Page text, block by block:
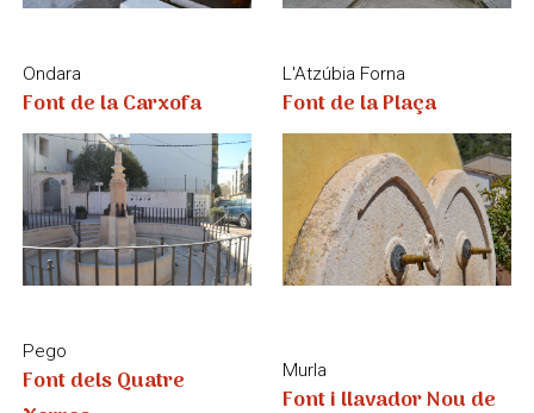
Pego
Font dels Quatre
Xorros
Font i llavador Nou de
Murla